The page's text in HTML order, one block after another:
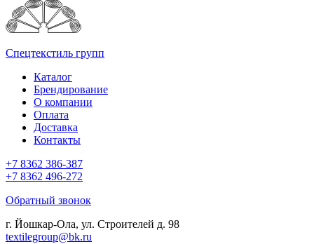
Спецтекстиль групп
Каталог
Брендирование
О компании
Оплата
Доставка
Контакты
+7 8362 386-387
+7 8362 496-272
Обратный звонок
г. Йошкар-Ола, ул. Строителей д. 98
textilegroup@bk.ru